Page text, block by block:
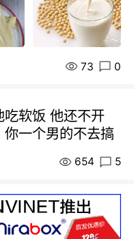
73 0
吃软饭 他还不开
一个男的不去搞
654 5